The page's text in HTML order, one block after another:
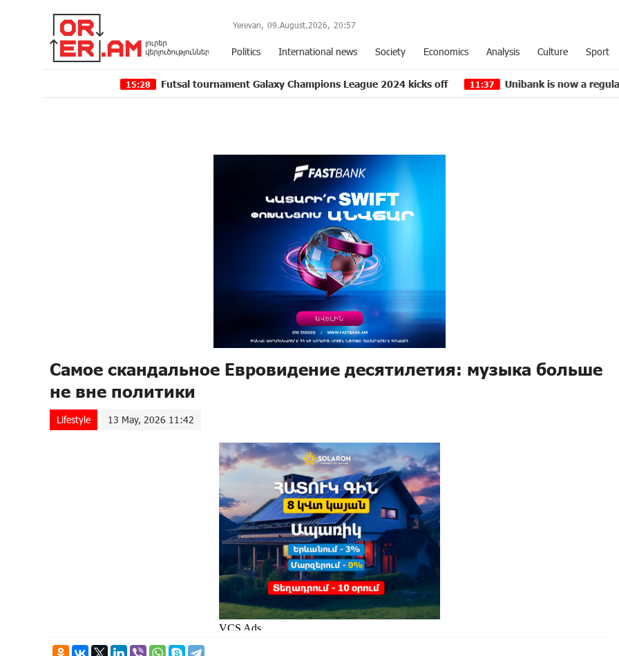
Yerevan, 09.August.2026, 20:57
Politics International news Society Economics Analysis Culture Sport
Futsal tournament Galaxy Champions League 2024 kicks off 11:37 Unibank is now a regular partner of
Самое скандальное Евровидение десятилетия: музыка больше
не вне политики
Lifestyle 13 May, 2026 11:42